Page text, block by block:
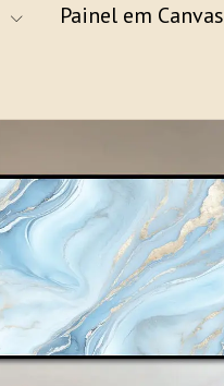
Painel em Canvas